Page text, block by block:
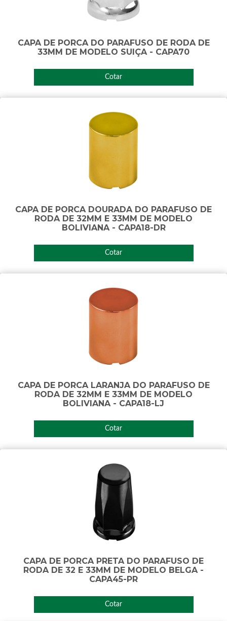
CAPA DE PORCA DO PARAFUSO DE RODA DE
33MM DE MODELO SUIÇA - CAPA70
Cotar
CAPA DE PORCA DOURADA DO PARAFUSO DE
RODA DE 32MM E 33MM DE MODELO
BOLIVIANA - CAPA18-DR
Cotar
CAPA DE PORCA LARANJA DO PARAFUSO DE
RODA DE 32MM E 33MM DE MODELO
BOLIVIANA - CAPA18-LJ
Cotar
CAPA DE PORCA PRETA DO PARAFUSO DE
RODA DE 32 E 33MM DE MODELO BELGA -
CAPA45-PR
Cotar